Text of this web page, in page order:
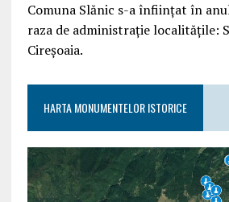
Comuna Slănic s-a înființat în
raza de administrație localitățile:
Cireșoaia.
HARTA MONUMENTELOR ISTORICE